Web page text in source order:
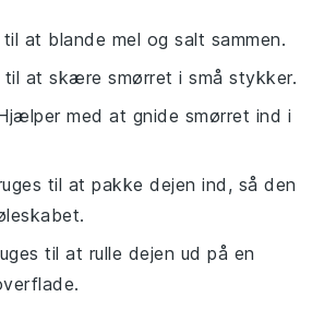
til at blande mel og salt sammen.
til at skære smørret i små stykker.
med at gnide smørret ind i
til at pakke dejen ind, så den
til at rulle dejen ud på en